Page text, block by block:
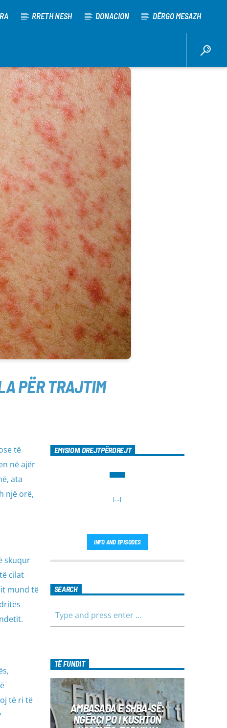
RRETH NESH DONACION DËRGO MESAZH
PËR TRAJTIM
të
në ajër
ata
një orë,
skuqur
cilat
mund të
të ri të
EMISIONI DREJTPËRDREJT
[...]
INFO AND EPISODES
SEARCH
TË FUNDIT
AMBASADA E SHBA-SË:
NGËRÇI PO I KUSHTON